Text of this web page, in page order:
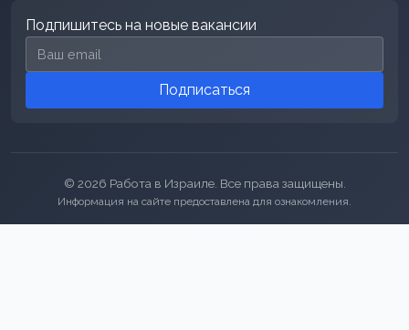
Подпишитесь на новые вакансии
Email для подписки
Подписаться
© 2026 Работа в Израиле. Все права защищены.
Информация на сайте предоставлена для ознакомления.